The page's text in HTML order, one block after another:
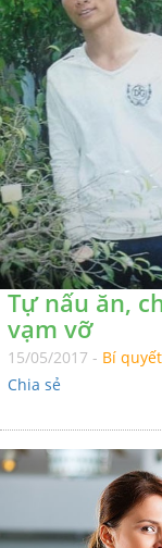
Tự nấu ăn,
vạm vỡ
15/05/2017 - Bí
Chia sẻ